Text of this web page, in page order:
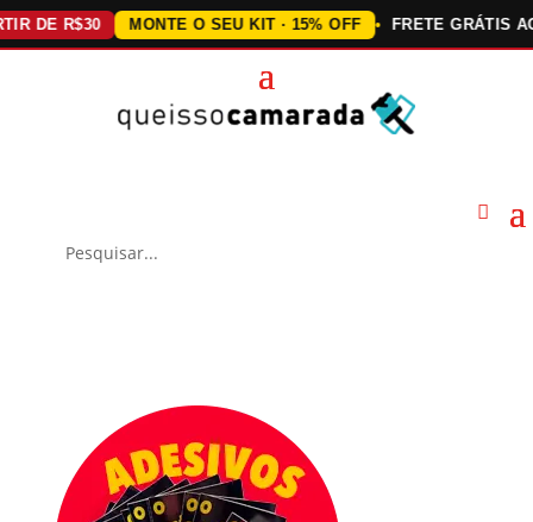
R$30 MONTE O SEU KIT · 15% OFF FRETE GRÁTIS ACIMA